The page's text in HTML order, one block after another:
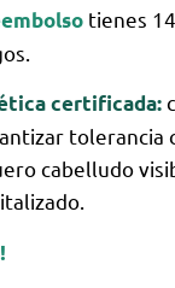
tienes
certificada:
tolerancia
cabelludo